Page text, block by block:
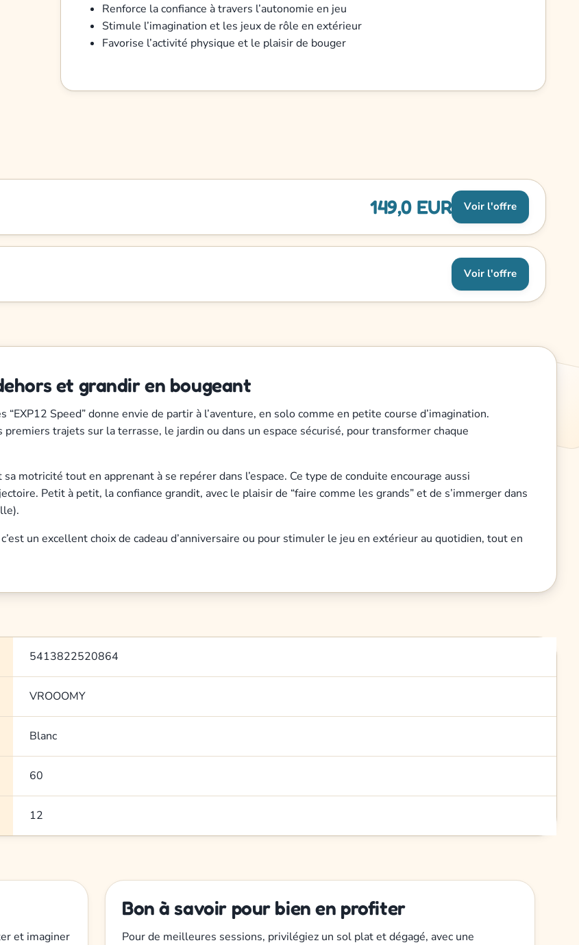
Renforce la confiance à travers l’autonomie en jeu
Stimule l’imagination et les jeux de rôle en extérieur
Favorise l’activité physique et le plaisir de bouger
149,0 EUR Voir l'offre
Voir l'offre
et grandir en bougeant
Speed” donne envie de partir à l’aventure, en solo comme en petite course d’imagination.
trajets sur la terrasse, le jardin ou dans un espace sécurisé, pour transformer chaque
motricité tout en apprenant à se repérer dans l’espace. Ce type de conduite encourage aussi
Petit à petit, la confiance grandit, avec le plaisir de “faire comme les grands” et de s’immerger dans
un excellent choix de cadeau d’anniversaire ou pour stimuler le jeu en extérieur au quotidien, tout en
5413822520864
VROOOMY
Blanc
60
12
et imaginer
Bon à savoir pour bien en profiter
Pour de meilleures sessions, privilégiez un sol plat et dégagé, avec une